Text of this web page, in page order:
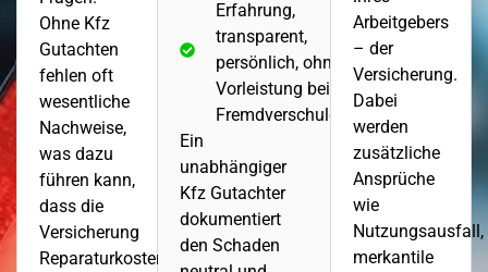
Ohne Kfz
Gutachten
fehlen oft
wesentliche
Nachweise,
was dazu
führen kann,
dass die
Versicherung
Reparaturkosten,
Erfahrung,
transparent,
persönlich, ohne
Vorleistung bei
Fremdverschulden
Ein
unabhängiger
Kfz Gutachter
dokumentiert
den Schaden
Arbeitgebers
– der
Versicherung.
Dabei
werden
zusätzliche
Ansprüche
wie
Nutzungsausfall,
merkantile